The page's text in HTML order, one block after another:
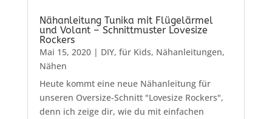
Nähanleitung Tunika mit Flügelärmel
und Volant – Schnittmuster Lovesize
Rockers
Mai 15, 2020| DIY, für Kids, Nähanleitungen,
Nähen
Heute kommt eine neue Nähanleitung für
unseren Oversize-Schnitt "Lovesize Rockers",
denn ich zeige dir, wie du mit einfachen